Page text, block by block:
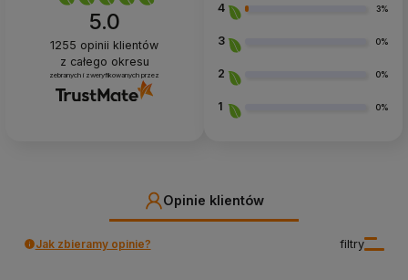
5.0
1255 opinii klientów
z całego okresu
zebranych i zweryfikowanych przez
4 3%
3 0%
2 0%
1 0%
Opinie klientów
filtry
Jak zbieramy opinie?